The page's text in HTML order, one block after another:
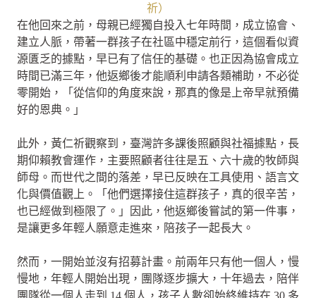
祈）
在他回來之前，母親已經獨自投入七年時間，成立協會、
建立人脈，帶著一群孩子在社區中穩定前行，這個看似資
源匱乏的據點，早已有了信任的基礎。也正因為協會成立
時間已滿三年，他返鄉後才能順利申請各類補助，不必從
零開始，「從信仰的角度來說，那真的像是上帝早就預備
好的恩典。」
此外，黃仁祈觀察到，臺灣許多課後照顧與社福據點，長
期仰賴教會運作，主要照顧者往往是五、六十歲的牧師與
師母。而世代之間的落差，早已反映在工具使用、語言文
化與價值觀上。「他們選擇接住這群孩子，真的很辛苦，
也已經做到極限了。」因此，他返鄉後嘗試的第一件事，
是讓更多年輕人願意走進來，陪孩子一起長大。
然而，一開始並沒有招募計畫。前兩年只有他一個人，慢
慢地，年輕人開始出現，團隊逐步擴大，十年過去，陪伴